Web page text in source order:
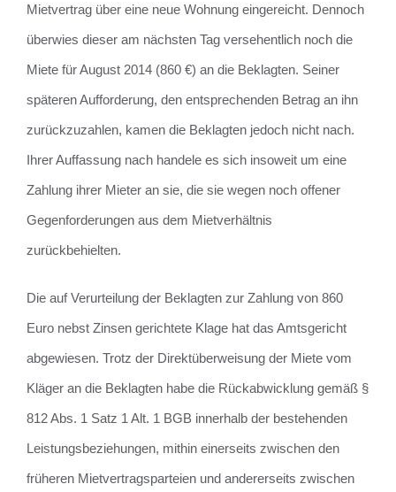
Mietvertrag über eine neue Wohnung eingereicht. Dennoch
überwies dieser am nächsten Tag versehentlich noch die
Miete für August 2014 (860 €) an die Beklagten. Seiner
späteren Aufforderung, den entsprechenden Betrag an ihn
zurückzuzahlen, kamen die Beklagten jedoch nicht nach.
Ihrer Auffassung nach handele es sich insoweit um eine
Zahlung ihrer Mieter an sie, die sie wegen noch offener
Gegenforderungen aus dem Mietverhältnis
zurückbehielten.
Die auf Verurteilung der Beklagten zur Zahlung von 860
Euro nebst Zinsen gerichtete Klage hat das Amtsgericht
abgewiesen. Trotz der Direktüberweisung der Miete vom
Kläger an die Beklagten habe die Rückabwicklung gemäß §
812 Abs. 1 Satz 1 Alt. 1 BGB innerhalb der bestehenden
Leistungsbeziehungen, mithin einerseits zwischen den
früheren Mietvertragsparteien und andererseits zwischen